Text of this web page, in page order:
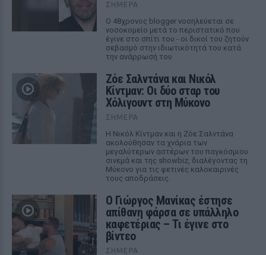
ΣΉΜΕΡΑ
Ο 48χρονος blogger νοσηλεύεται σε
νοσοκομείο μετά το περιστατικό που
έγινε στο σπίτι του - οι δικοί του ζητούν
σεβασμό στην ιδιωτικότητά του κατά
την ανάρρωσή του
Ζόε Σαλντάνα και Νικόλ
Κίντμαν: Οι δύο σταρ του
Χόλιγουντ στη Μύκονο
ΣΉΜΕΡΑ
Η Νικόλ Κίντμαν και η Ζόε Σαλντάνα
ακολούθησαν τα χνάρια των
μεγαλύτερων αστέρων του παγκόσμιου
σινεμά και της showbiz, διαλέγοντας τη
Μύκονο για τις φετινές καλοκαιρινές
τους αποδράσεις.
Ο Γιώργος Μανίκας έστησε
απίθανη φάρσα σε υπάλληλο
καφετέριας – Τι έγινε στο
βίντεο
ΣΉΜΕΡΑ